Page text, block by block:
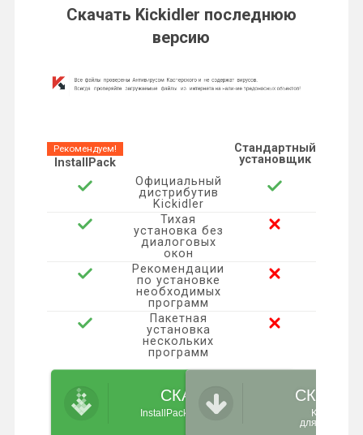
k
a
.
u
b
o
t
r
e
e
t
I
р
ь
Скачать Kickidler последнюю
версию
Рекомендуем!
InstallPack
Стандартный
установщик
Официальный
дистрибутив
Kickidler
Тихая
установка без
диалоговых
окон
Рекомендации
по установке
необходимых
программ
Пакетная
установка
нескольких
программ
СКАЧАТЬ
InstallPack_Kickidler.exe
Kickidler
для Windows